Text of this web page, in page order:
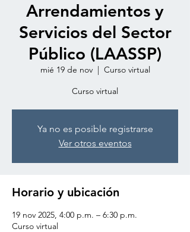
Arrendamientos y
Servicios del Sector
Público (LAASSP)
mié 19 de nov
  |
Curso virtual
Curso virtual
Ya no es posible registrarse
Ver otros eventos
Horario y ubicación
19 nov 2025, 4:00 p.m. – 6:30 p.m.
Curso virtual